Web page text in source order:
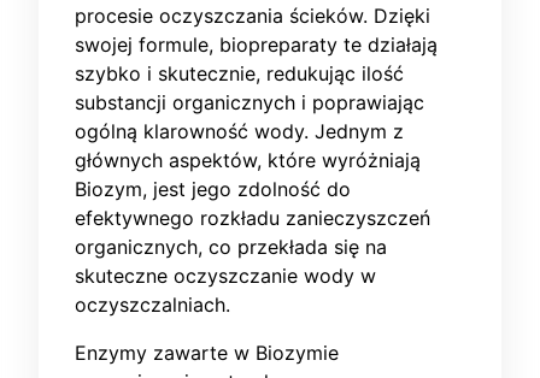
procesie oczyszczania ścieków. Dzięki
swojej formule, biopreparaty te działają
szybko i skutecznie, redukując ilość
substancji organicznych i poprawiając
ogólną klarowność wody. Jednym z
głównych aspektów, które wyróżniają
Biozym, jest jego zdolność do
efektywnego rozkładu zanieczyszczeń
organicznych, co przekłada się na
skuteczne oczyszczanie wody w
oczyszczalniach.
Enzymy zawarte w Biozymie